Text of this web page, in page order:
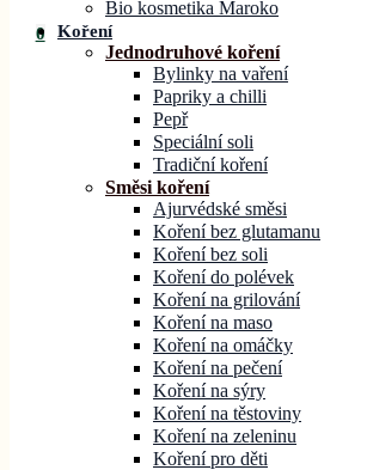
0
Bio kosmetika Maroko
Koření
Jednodruhové koření
Bylinky na vaření
Papriky a chilli
Pepř
Speciální soli
Tradiční koření
Směsi koření
Ajurvédské směsi
Koření bez glutamanu
Koření bez soli
Koření do polévek
Koření na grilování
Koření na maso
Koření na omáčky
Koření na pečení
Koření na sýry
Koření na těstoviny
Koření na zeleninu
Koření pro děti